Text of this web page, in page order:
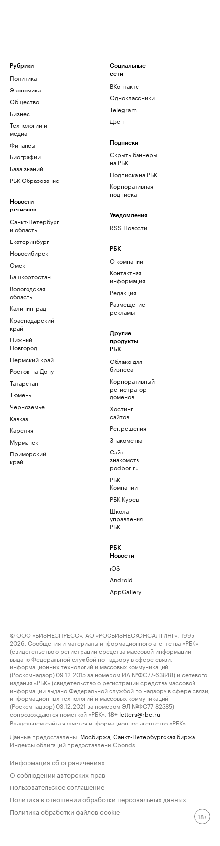
Рубрики
Политика
Экономика
Общество
Бизнес
Технологии и
медиа
Финансы
Биографии
База знаний
РБК Образование
Новости
регионов
Санкт-Петербург
и область
Екатеринбург
Новосибирск
Омск
Башкортостан
Вологодская
область
Калининград
Краснодарский
край
Нижний
Новгород
Пермский край
Ростов-на-Дону
Татарстан
Тюмень
Черноземье
Кавказ
Карелия
Мурманск
Приморский
край
Социальные
сети
ВКонтакте
Одноклассники
Telegram
Дзен
Подписки
Скрыть баннеры
на РБК
Подписка на РБК
Корпоративная
подписка
Уведомления
RSS Новости
РБК
О компании
Контактная
информация
Редакция
Размещение
рекламы
Другие
продукты
РБК
Облако для
бизнеса
Корпоративный
регистратор
доменов
Хостинг
сайтов
Рег.решения
Знакомства
Сайт
знакомств
podbor.ru
РБК
Компании
РБК Курсы
Школа
управления
РБК
РБК
Новости
iOS
Android
AppGallery
© ООО «БИЗНЕСПРЕСС», АО «РОСБИЗНЕСКОНСАЛТИНГ», 1995–
2026. Сообщения и материалы информационного агентства «РБК»
(свидетельство о регистрации средства массовой информации
выдано Федеральной службой по надзору в сфере связи,
информационных технологий и массовых коммуникаций
(Роскомнадзор) 09.12.2015 за номером ИА №ФС77-63848) и сетевого
издания «РБК» (свидетельство о регистрации средства массовой
информации выдано Федеральной службой по надзору в сфере связи,
информационных технологий и массовых коммуникаций
(Роскомнадзор) 03.12.2021 за номером ЭЛ №ФС77-82385)
сопровождаются пометкой «РБК».
18+ letters@rbc.ru
Владельцем сайта является информационное агентство «РБК».
Данные предоставлены: Мосбиржа Санкт-Петербургская биржа
Индексы облигаций предоставлены Cbonds.
Информация об ограничениях
О соблюдении авторских прав
Пользовательское соглашение
Политика в отношении обработки персональных данных
Политика обработки файлов cookie
18+